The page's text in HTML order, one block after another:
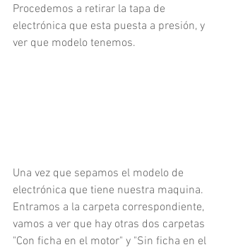
Procedemos a retirar la tapa de
electrónica que esta puesta a presión, y
ver que modelo tenemos.
Una vez que sepamos el modelo de
electrónica que tiene nuestra maquina.
Entramos a la carpeta correspondiente,
vamos a ver que hay otras dos carpetas
"Con ficha en el motor" y "Sin ficha en el